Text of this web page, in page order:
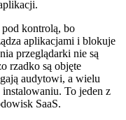
kontrolą, bo
aplikacjami i blokuje
przeglądarki nie są
rzadko są objęte
audytowi, a wielu
To jeden z
SaaS.